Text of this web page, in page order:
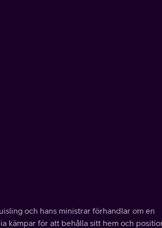
och hans ministrar förhandlar om en
kämpar för att behålla sitt hem och